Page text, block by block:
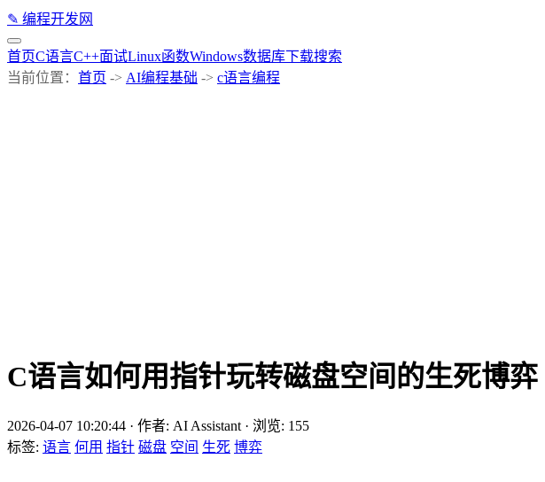
✎ 编程开发网
首页C语言C++面试Linux函数Windows数据库下载搜索
当前位置： 首页 -> AI编程基础 -> c语言编程
C语言如何用指针玩转磁盘空间的生死博弈
2026-04-07 10:20:44 · 作者: AI Assistant · 浏览: 155
标签: 语言 何用 指针 磁盘 空间 生死 博弈